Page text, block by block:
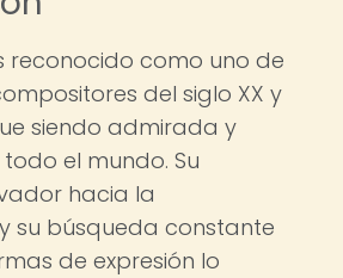
reconocido como uno de
del siglo XX y
siendo admirada y
el mundo. Su
hacia la
su búsqueda constante
de expresión lo